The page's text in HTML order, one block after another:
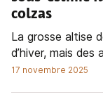
colzas
La grosse altise
d’hiver, mais des
17 novembre 2025